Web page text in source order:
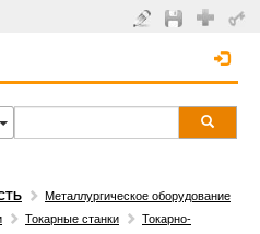
Металлургическое оборудование
Токарные станки
Токарно-